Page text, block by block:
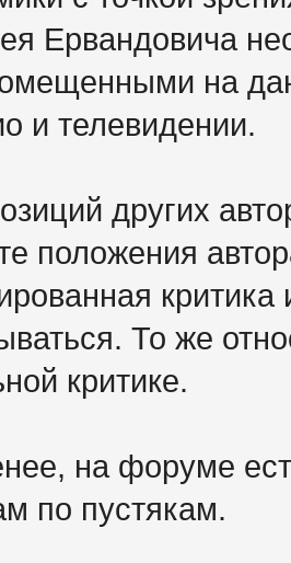
Ервандовича
на
и телевидении.
других
положения
То же
критике.
на форуме
по пустякам.